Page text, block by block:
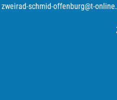
zweirad-schmid-offenburg@t-